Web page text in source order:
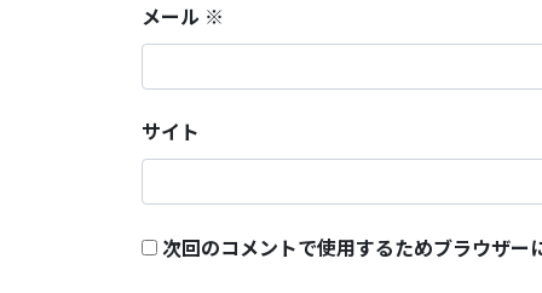
メール ※
サイト
次回のコメントで使用するためブラウザ